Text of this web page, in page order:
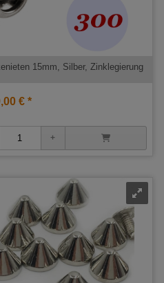
15mm, Silber, Zinklegierung
€ *